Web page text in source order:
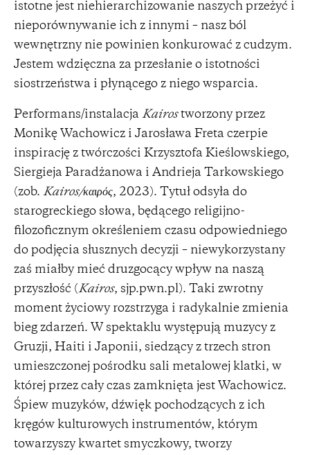
istotne jest niehierarchizowanie naszych przeżyć i
nieporównywanie ich z innymi – nasz ból
wewnętrzny nie powinien konkurować z cudzym.
Jestem wdzięczna za przesłanie o istotności
siostrzeństwa i płynącego z niego wsparcia.
Performans/instalacja Kairostworzony przez
Monikę Wachowicz i Jarosława Freta czerpie
inspirację z twórczości Krzysztofa Kieślowskiego,
Siergieja Paradżanowa i Andrieja Tarkowskiego
(zob. Kairos/καιρός, 2023). Tytuł odsyła do
starogreckiego słowa, będącego religijno-
filozoficznym określeniem czasu odpowiedniego
do podjęcia słusznych decyzji – niewykorzystany
zaś miałby mieć druzgocący wpływ na naszą
przyszłość (Kairos, sjp.pwn.pl). Taki zwrotny
moment życiowy rozstrzyga i radykalnie zmienia
bieg zdarzeń. W spektaklu występują muzycy z
Gruzji, Haiti i Japonii, siedzący z trzech stron
umieszczonej pośrodku sali metalowej klatki, w
której przez cały czas zamknięta jest Wachowicz.
Śpiew muzyków, dźwięk pochodzących z ich
kręgów kulturowych instrumentów, którym
towarzyszy kwartet smyczkowy, tworzy